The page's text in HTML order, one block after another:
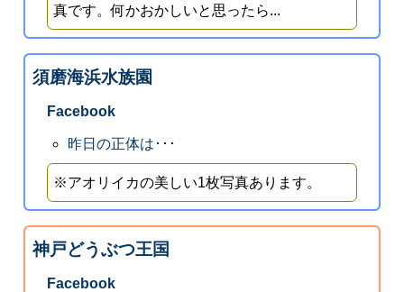
真です。何かおかしいと思ったら...
須磨海浜水族園
Facebook
昨日の正体は･･･
※アオリイカの美しい1枚写真あります。
神戸どうぶつ王国
Facebook